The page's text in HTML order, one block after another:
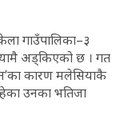
गाउँपालिका–३
अड्किएको छ । गत
कारण मलेसियाकै
उनका भतिजा